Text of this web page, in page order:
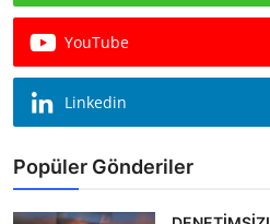
YouTube
Linkedin
Popüler Gönderiler